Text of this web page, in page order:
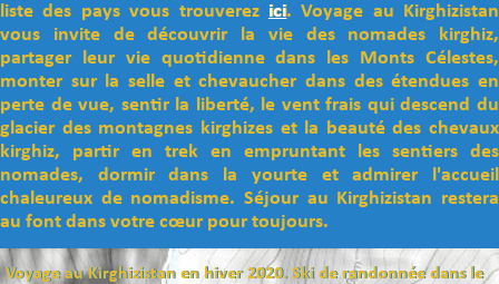
liste des pays vous trouverez ici. Voyage au Kirghizistan
vous invite de découvrir la vie des nomades kirghiz,
partager leur vie quotidienne dans les Monts Célestes,
monter sur la selle et chevaucher dans des étendues en
perte de vue, sentir la liberté, le vent frais qui descend du
glacier des montagnes kirghizes et la beauté des chevaux
kirghiz, partir en trek en empruntant les sentiers des
nomades, dormir dans la yourte et admirer l'accueil
chaleureux de nomadisme. Séjour au Kirghizistan restera
au font dans votre cœur pour toujours.
Voyage au Kirghizistan en hiver 2020. Ski de randonnée dans le